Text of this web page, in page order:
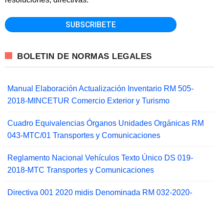
BOLETIN DE NORMAS LEGALES
Manual Elaboración Actualización Inventario RM 505-
2018-MINCETUR Comercio Exterior y Turismo
Cuadro Equivalencias Órganos Unidades Orgánicas RM
043-MTC/01 Transportes y Comunicaciones
Reglamento Nacional Vehículos Texto Único DS 019-
2018-MTC Transportes y Comunicaciones
Directiva 001 2020 midis Denominada RM 032-2020-